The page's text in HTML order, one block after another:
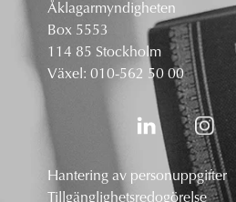
Åklagarmyndigheten
Box 5553
114 85 Stockholm
Växel: 010-562 50 00
Hantering av personuppgifter
Tillgänglighetsredogörelse